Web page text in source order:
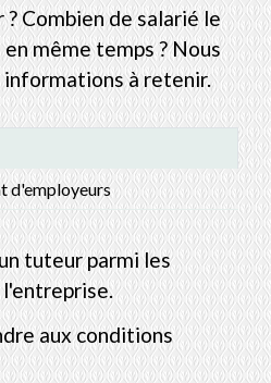
Combien de salarié le
même temps ? Nous
à retenir.
d'employeurs
tuteur parmi les
aux conditions